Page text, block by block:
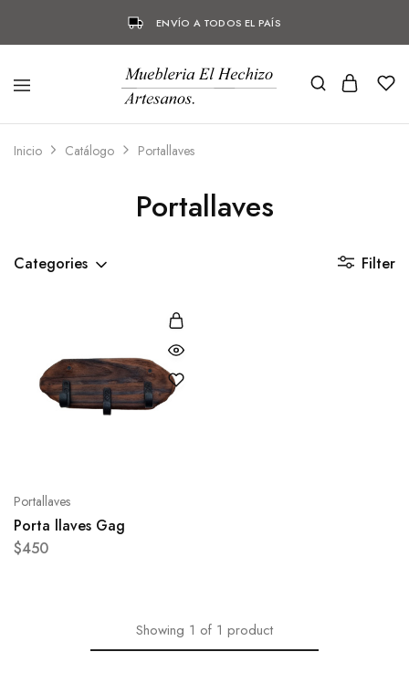
ENVÍO A TODOS EL PAÍS
Inicio Catálogo Portallaves
Portallaves
Categories Filter
Portallaves
Porta llaves Gag
$450
Showing 1 of 1 product